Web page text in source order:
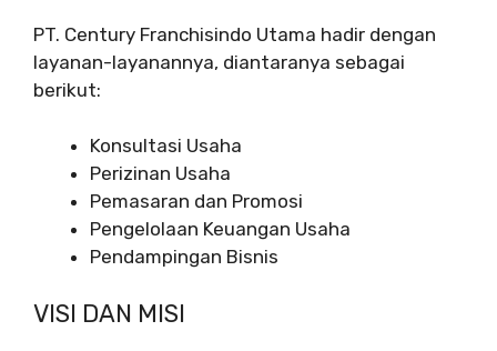
PT. Century Franchisindo Utama hadir dengan
layanan-layanannya, diantaranya sebagai
berikut:
Konsultasi Usaha
Perizinan Usaha
Pemasaran dan Promosi
Pengelolaan Keuangan Usaha
Pendampingan Bisnis
VISI DAN MISI